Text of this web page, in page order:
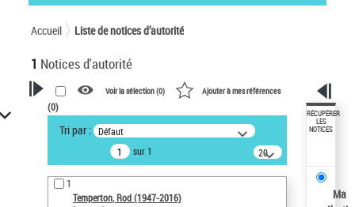
Accueil Liste de notices d’autorité
1 Notices d'autorité
VOTRE RECHERCHE
Recherche avancée dans les
notices d’autorité
Œuvres liées à l'auteur :
Temperton, Rod (1947-2016)
Voir la sélection (0) Ajouter à mes références
(0)
Tri par : Défaut
sur 1
20
résultats/page
1
Temperton, Rod (1947-2016)
RÉCUPÉRER
LES
NOTICES
Ma